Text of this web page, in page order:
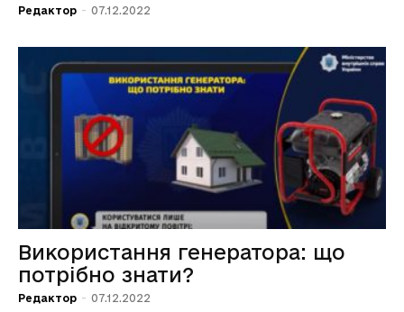
Редактор - 07.12.2022
Використання генератора: що
потрібно знати?
Редактор - 07.12.2022